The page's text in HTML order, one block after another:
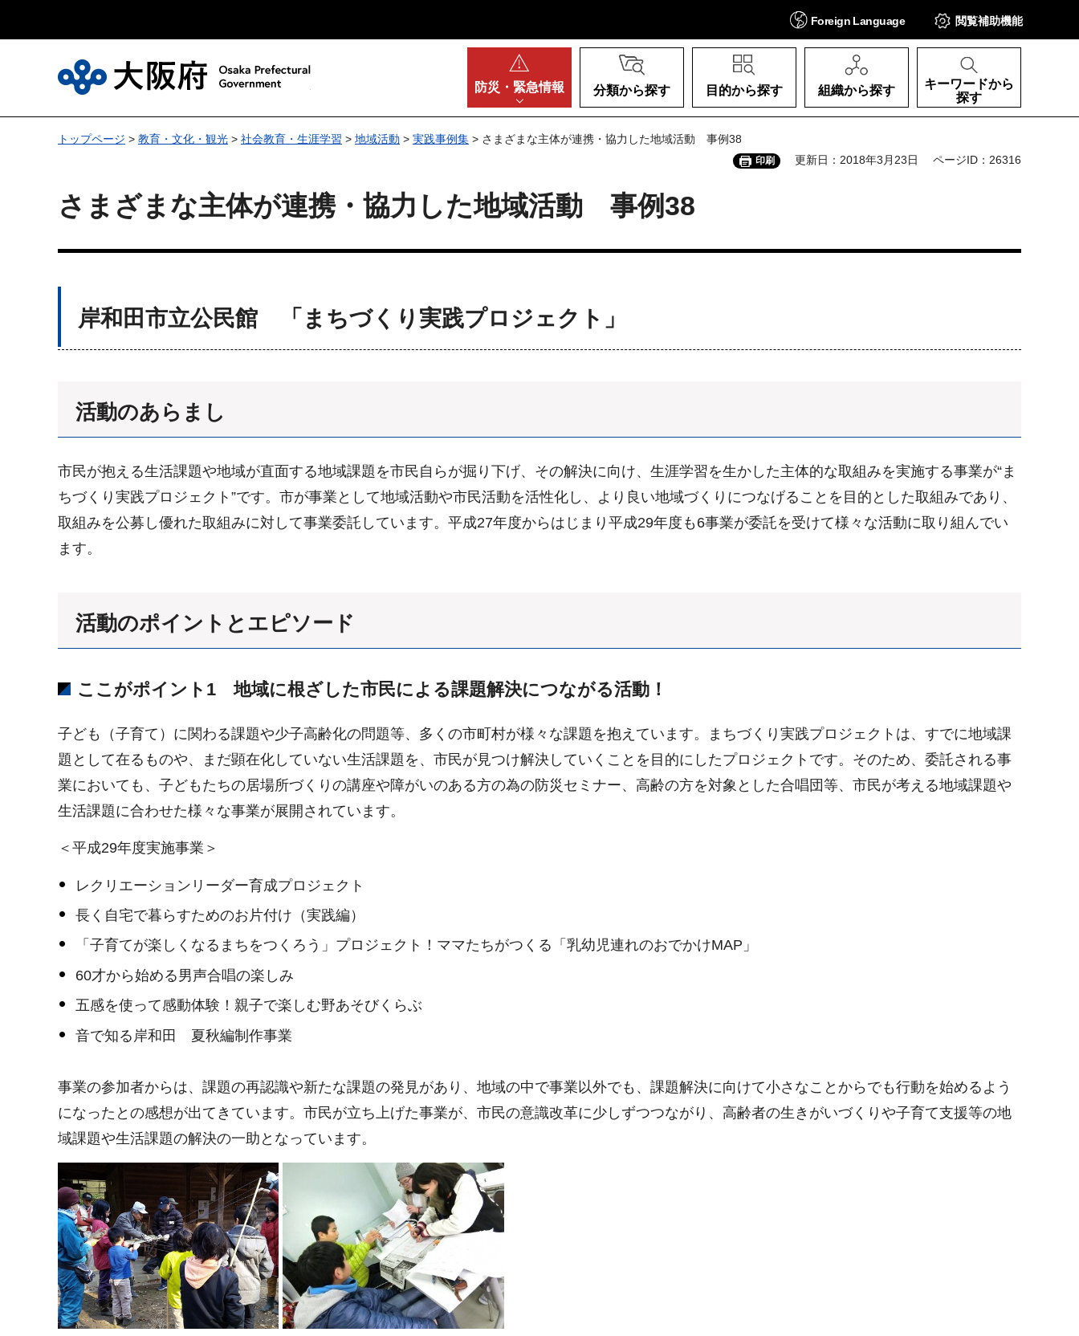
Foreign Language 閲覧補助機能
防災・ 緊急情報 分類から探す 目的から探す 組織から探す
キーワードから
探す
トップページ > 教育・文化・観光 > 社会教育・生涯学習 > 地域活動 > 実践事例集 > さまざまな主体が連携・協力した地域活動 事例38
印刷 更新日：2018年3月23日 ページID：26316
さまざまな主体が連携・協力した地域活動 事例38
岸和田市立公民館 「まちづくり実践プロジェクト」
活動のあらまし
市民が抱える生活課題や地域が直面する地域課題を市民自らが掘り下げ、その解決に向け、生涯学習を生かした主体的な取組みを実施する事業が“ま
ちづくり実践プロジェクト”です。市が事業として地域活動や市民活動を活性化し、より良い地域づくりにつなげることを目的とした取組みであり、
取組みを公募し優れた取組みに対して事業委託しています。平成27年度からはじまり平成29年度も6事業が委託を受けて様々な活動に取り組んでい
ます。
活動のポイントとエピソード
ここがポイント1 地域に根ざした市民による課題解決につながる活動！
子ども（子育て）に関わる課題や少子高齢化の問題等、多くの市町村が様々な課題を抱えています。まちづくり実践プロジェクトは、すでに地域課
題として在るものや、まだ顕在化していない生活課題を、市民が見つけ解決していくことを目的にしたプロジェクトです。そのため、委託される事
業においても、子どもたちの居場所づくりの講座や障がいのある方の為の防災セミナー、高齢の方を対象とした合唱団等、市民が考える地域課題や
生活課題に合わせた様々な事業が展開されています。
＜平成29年度実施事業＞
レクリエーションリーダー育成プロジェクト
長く自宅で暮らすためのお片付け（実践編）
「子育てが楽しくなるまちをつくろう」プロジェクト！ママたちがつくる「乳幼児連れのおでかけMAP」
60才から始める男声合唱の楽しみ
五感を使って感動体験！親子で楽しむ野あそびくらぶ
音で知る岸和田 夏秋編制作事業
事業の参加者からは、課題の再認識や新たな課題の発見があり、地域の中で事業以外でも、課題解決に向けて小さなことからでも行動を始めるよう
になったとの感想が出てきています。市民が立ち上げた事業が、市民の意識改革に少しずつつながり、高齢者の生きがいづくりや子育て支援等の地
域課題や生活課題の解決の一助となっています。